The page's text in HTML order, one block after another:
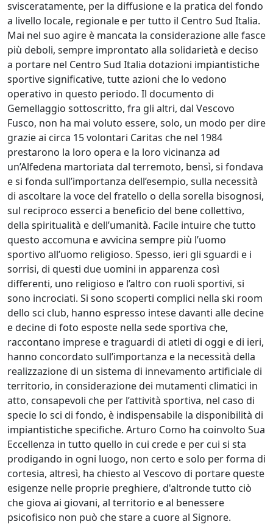
svisceratamente, per la diffusione e la pratica del fondo
a livello locale, regionale e per tutto il Centro Sud Italia.
Mai nel suo agire è mancata la considerazione alle fasce
più deboli, sempre improntato alla solidarietà e deciso
a portare nel Centro Sud Italia dotazioni impiantistiche
sportive significative, tutte azioni che lo vedono
operativo in questo periodo. Il documento di
Gemellaggio sottoscritto, fra gli altri, dal Vescovo
Fusco, non ha mai voluto essere, solo, un modo per dire
grazie ai circa 15 volontari Caritas che nel 1984
prestarono la loro opera e la loro vicinanza ad
un’Alfedena martoriata dal terremoto, bensì, si fondava
e si fonda sull’importanza dell’esempio, sulla necessità
di ascoltare la voce del fratello o della sorella bisognosi,
sul reciproco esserci a beneficio del bene collettivo,
della spiritualità e dell’umanità. Facile intuire che tutto
questo accomuna e avvicina sempre più l’uomo
sportivo all’uomo religioso. Spesso, ieri gli sguardi e i
sorrisi, di questi due uomini in apparenza così
differenti, uno religioso e l’altro con ruoli sportivi, si
sono incrociati. Si sono scoperti complici nella ski room
dello sci club, hanno espresso intese davanti alle decine
e decine di foto esposte nella sede sportiva che,
raccontano imprese e traguardi di atleti di oggi e di ieri,
hanno concordato sull’importanza e la necessità della
realizzazione di un sistema di innevamento artificiale di
territorio, in considerazione dei mutamenti climatici in
atto, consapevoli che per l’attività sportiva, nel caso di
specie lo sci di fondo, è indispensabile la disponibilità di
impiantistiche specifiche. Arturo Como ha coinvolto Sua
Eccellenza in tutto quello in cui crede e per cui si sta
prodigando in ogni luogo, non certo e solo per forma di
cortesia, altresì, ha chiesto al Vescovo di portare queste
esigenze nelle proprie preghiere, d'altronde tutto ciò
che giova ai giovani, al territorio e al benessere
psicofisico non può che stare a cuore al Signore.